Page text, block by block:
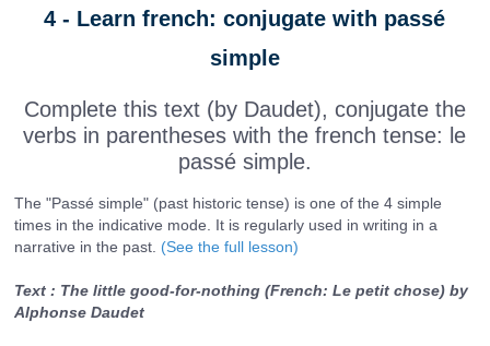
4 - Learn french: conjugate with passé
simple
Complete this text (by Daudet), conjugate the
verbs in parentheses with the french tense: le
passé simple.
The "Passé simple" (past historic tense) is one of the 4 simple
times in the indicative mode. It is regularly used in writing in a
narrative in the past. (See the full lesson)
Text : The little good-for-nothing (French: Le petit chose) by
Alphonse Daudet